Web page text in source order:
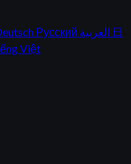
Русский
日
Việt